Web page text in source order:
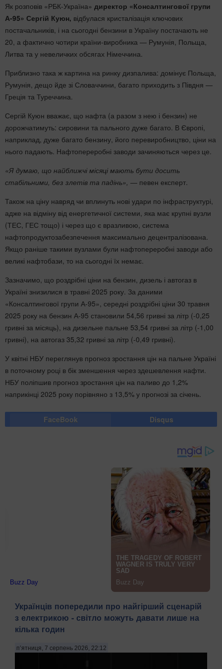
Як розповів «РБК-Україна» директор «Консалтингової групи
А-95» Сергій Куюн, відбулася кристалізація ключових
постачальників, і на сьогодні бензини в Україну постачають не
20, а фактично чотири країни-виробника — Румунія, Польща,
Литва та у невеличких обсягах Німеччина.
Приблизно така ж картина на ринку дизпалива: домінує Польща,
Румунія, дещо йде зі Словаччини, багато приходить з Півдня —
Греція та Туреччина.
Сергій Куюн вважає, що нафта (а разом з нею і бензин) не
дорожчатимуть: сировини та пального дуже багато. В Європі,
наприклад, дуже багато бензину, його перевиробництво, ціни на
нього падають. Нафтопереробні заводи зачиняються через це.
«Я думаю, що найближчі місяці мають бути досить
стабільними, без злетів та падінь», — певен експерт.
Також на ціну навряд чи вплинуть нові удари по інфраструктурі,
адже на відміну від енергетичної системи, яка має крупні вузли
(ТЕС, ГЕС тощо) і через що є вразливою, система
нафтопродуктозабезпечення максимально децентралізована.
Якщо раніше такими вузлами були нафтопереробні заводи або
великі нафтобази, то на сьогодні їх немає.
Зазначимо, що роздрібні ціни на бензин, дизель і автогаз в
Україні знизилися в травні 2025 року. За даними
«Консалтингової групи А-95», середні роздрібні ціни 30 травня
2025 року на бензин А-95 становили 54,56 гривні за літр (-0,25
гривні за місяць), на дизельне пальне 53,54 гривні за літр (-1,00
гривні), на автогаз 35,32 гривні за літр (-0,49 гривні).
У квітні НБУ переглянув прогноз зростання цін на пальне Україні
в поточному році в бік зменшення через здешевлення нафти.
НБУ поліпшив прогноз зростання цін на паливо до 1,2%
наприкінці 2025 року порівняно з 13,5% у прогнозі за січень.
FaceBook Disqus
Українців попередили про найгірший сценарій
з електрикою - світло можуть давати лише на
кілька годин
п’ятниця, 7 серпень 2026, 22:12